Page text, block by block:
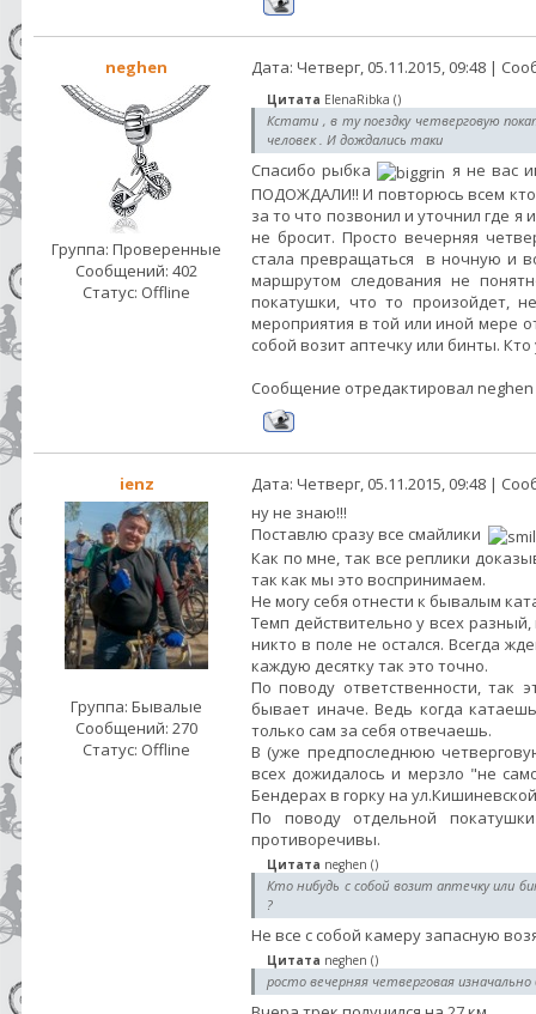
neghen Дата: Четверг, 05.11.2015, 09:48 |
Группа: Проверенные
Сообщений: 402
Статус: Offline
Цитата ElenaRibka ()
Кстати , в ту поездку четверговую
человек . И дождались таки
Спасибо рыбка
я не вас
ПОДОЖДАЛИ!! И повторюсь всем кто
за то что позвонил и уточнил где я
не бросит. Просто вечерняя
стала превращаться в ночную и
маршрутом следования не
покатушки, что то произойдет,
мероприятия в той или иной мере
собой возит аптечку или бинты.
Сообщение отредактировал neghen
ienz Дата: Четверг, 05.11.2015, 09:48 |
Группа: Бывалые
Сообщений: 270
Статус: Offline
ну не знаю!!!
Поставлю сразу все смайлики
Как по мне, так все реплики
так как мы это воспринимаем.
Не могу себя отнести к бывалым
Темп действительно у всех
никто в поле не остался. Всегда
каждую десятку так это точно.
По поводу ответственности,
бывает иначе. Ведь когда
только сам за себя отвечаешь.
В (уже предпоследнюю
всех дожидалось и мерзло "не
Бендерах в горку на
По поводу отдельной
противоречивы.
Цитата neghen ()
Кто нибудь с собой возит аптечку или
?
Не все с собой камеру запасную
Цитата neghen ()
росто вечерняя четверговая изначально